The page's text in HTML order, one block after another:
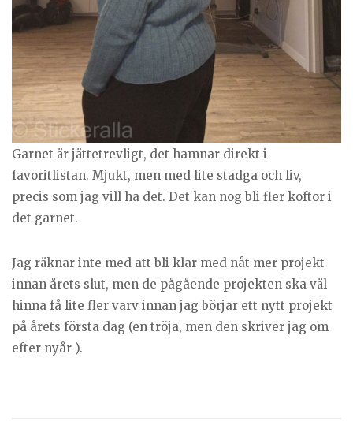
Garnet är jättetrevligt, det hamnar direkt i
favoritlistan. Mjukt, men med lite stadga och liv,
precis som jag vill ha det. Det kan nog bli fler koftor i
det garnet.
Jag räknar inte med att bli klar med nåt mer projekt
innan årets slut, men de pågående projekten ska väl
hinna få lite fler varv innan jag börjar ett nytt projekt
på årets första dag (en tröja, men den skriver jag om
efter nyår ).